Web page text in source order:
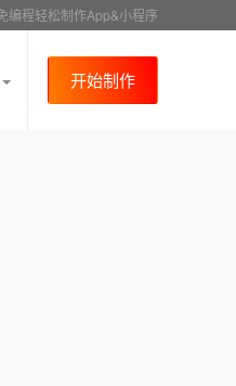
编程轻松制作App&小程序
开始制作